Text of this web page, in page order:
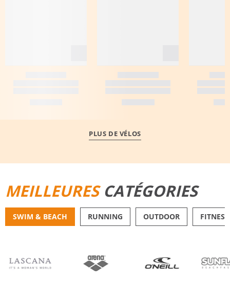
PLUS DE VÉLOS
MEILLEURESCATÉGORIES
SWIM & BEACH RUNNING OUTDOOR FITNESS